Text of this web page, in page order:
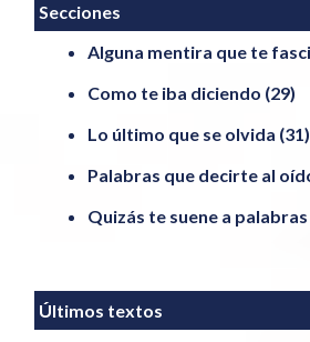
Secciones
Alguna mentira que te
Como te iba diciendo (29)
Lo último que se olvida (31)
Palabras que decirte al
Quizás te suene a
Últimos textos